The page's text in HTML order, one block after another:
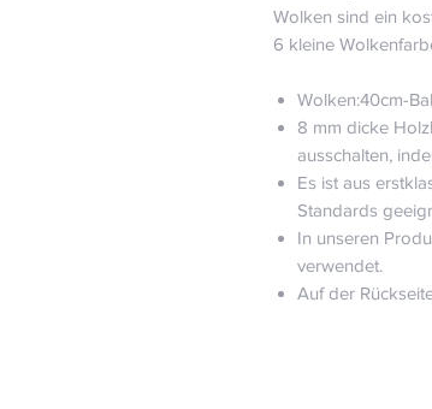
Wolken sind ein
6 kleine
Wolken:40cm-
8 mm dicke
ausschalten,
Es ist aus
Standards
In unseren
verwendet.
Auf der